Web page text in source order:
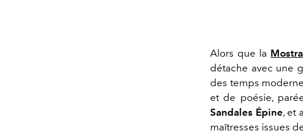
Alors que la
détache avec une
des temps
et de poésie,
Sandales Épine, et
maîtresses issues